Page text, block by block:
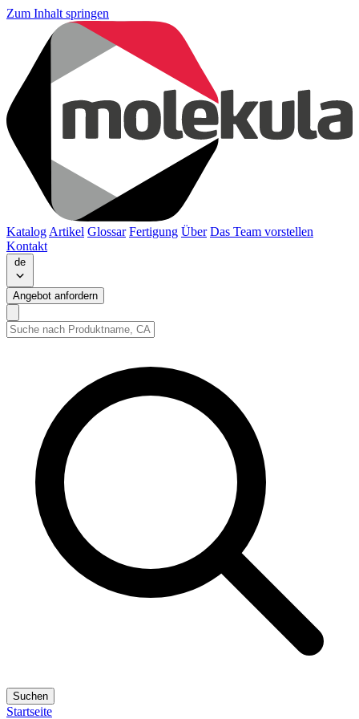
Zum Inhalt springen
Katalog Artikel Glossar Fertigung Über Das Team vorstellen
Kontakt
de
Angebot anfordern
Suchen
Startseite